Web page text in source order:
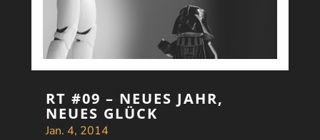
RT #09 – NEUES JAHR,
NEUES GLÜCK
Jan. 4, 2014